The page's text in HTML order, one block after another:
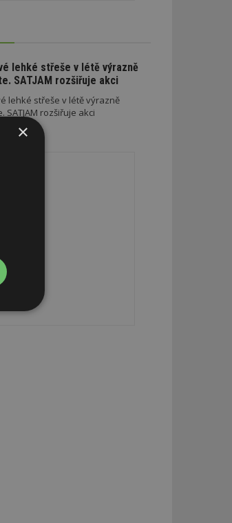
lehké střeše v létě výrazně
SATJAM rozšiřuje akci
lehké střeše v létě výrazně
SATJAM rozšiřuje akci
×